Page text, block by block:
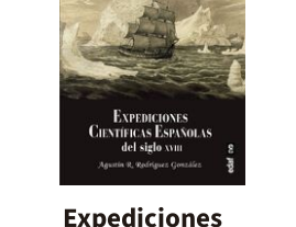
Expediciones